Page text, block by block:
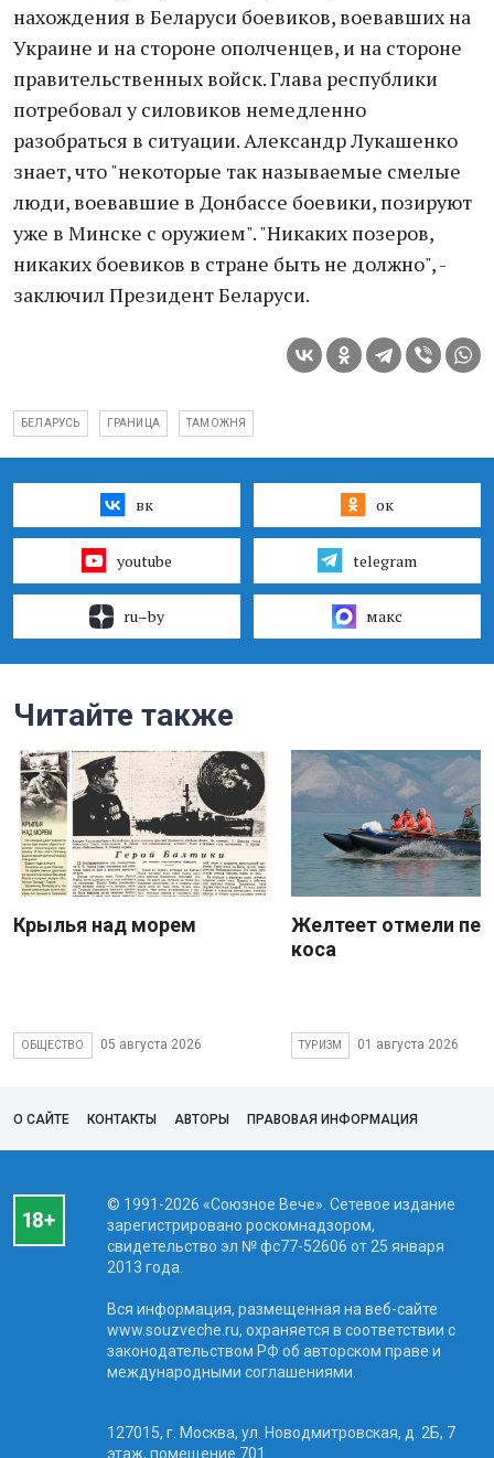
нахождения в Беларуси боевиков, воевавших на
Украине и на стороне ополченцев, и на стороне
правительственных войск. Глава республики
потребовал у силовиков немедленно
разобраться в ситуации. Александр Лукашенко
знает, что "некоторые так называемые смелые
люди, воевавшие в Донбассе боевики, позируют
уже в Минске с оружием". "Никаких позеров,
никаких боевиков в стране быть не должно", -
заключил Президент Беларуси.
БЕЛАРУСЬ ГРАНИЦА ТАМОЖНЯ
вк ок
youtube telegram
ru–by макс
Читайте также
Крылья над морем
ОБЩЕСТВО 05 августа 2026
Желтеет отмели
коса
ТУРИЗМ 01 августа 2026
О САЙТЕ КОНТАКТЫ АВТОРЫ ПРАВОВАЯ ИНФОРМАЦИЯ
© 1991-2026 «Союзное Вече». Сетевое издание
зарегистрировано роскомнадзором,
свидетельство эл № фc77-52606 от 25 января
2013 года.
Вся информация, размещенная на веб-сайте
www.souzveche.ru, охраняется в соответствии с
законодательством РФ об авторском праве и
международными соглашениями.
127015, г. Москва, ул. Новодмитровская, д. 2Б, 7
этаж, помещение 701